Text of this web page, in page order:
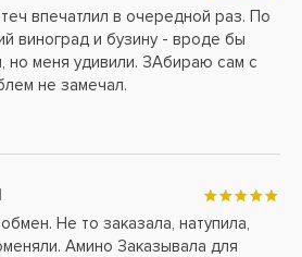
впечатлил в очередной раз. По
виноград и бузину - вроде бы
но меня удивили. ЗАбираю сам с
не замечал.
Не то заказала, натупила,
Амино Заказывала для